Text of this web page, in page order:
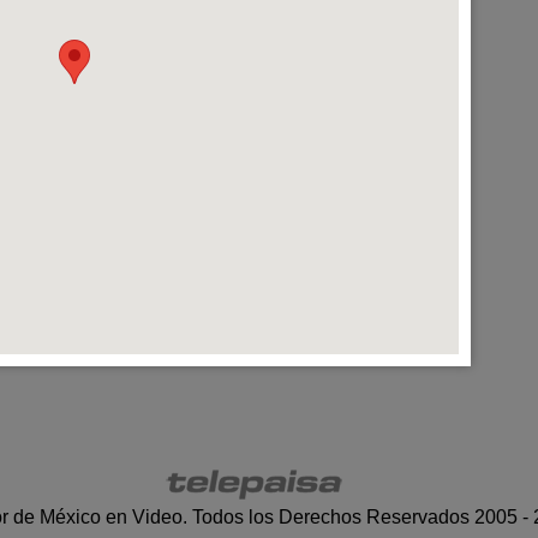
de México en Video. Todos los Derechos Reservados 2005 -